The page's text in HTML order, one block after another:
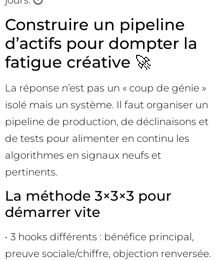
Construire un pipeline
d’actifs pour dompter la
fatigue créative 🚀
La réponse n’est pas un « coup de génie »
isolé mais un système. Il faut organiser un
pipeline de production, de déclinaisons et
de tests pour alimenter en continu les
algorithmes en signaux neufs et
pertinents.
La méthode 3×3×3 pour
démarrer vite
• 3 hooks différents : bénéfice principal,
preuve sociale/chiffre, objection renversée.